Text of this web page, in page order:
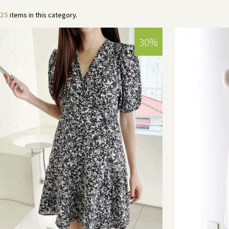
25 items in this category.
30%